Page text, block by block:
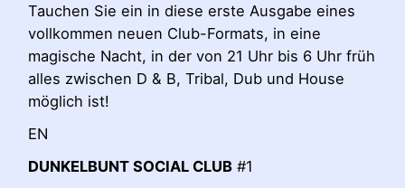
Tauchen Sie ein in diese erste Ausgabe eines
vollkommen neuen Club-Formats, in eine
magische Nacht, in der von 21 Uhr bis 6 Uhr früh
alles zwischen D & B, Tribal, Dub und House
möglich ist!
EN
DUNKELBUNT SOCIAL CLUB #1